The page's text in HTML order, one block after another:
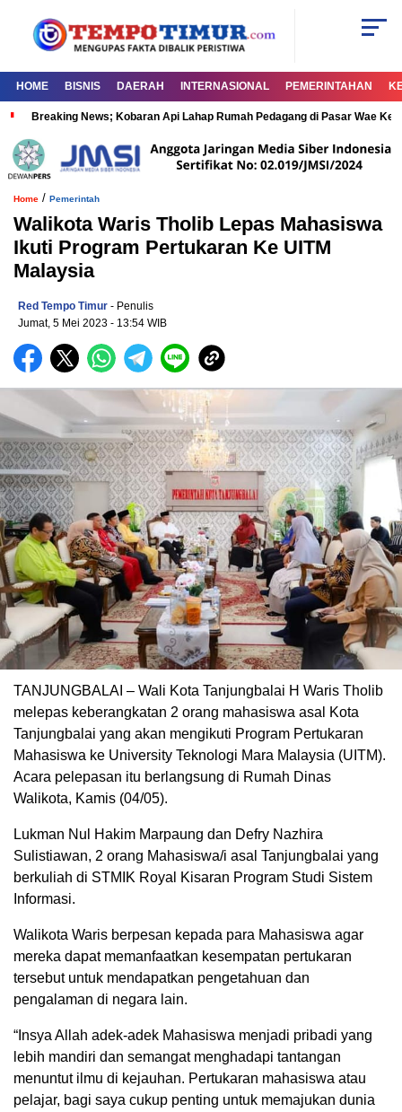
HOME BISNIS DAERAH INTERNASIONAL PEMERINTAHAN
Breaking News; Kobaran Api Lahap Rumah Pedagang di Pasar Wae
Home / Pemerintah
Walikota Waris Tholib Lepas Mahasiswa
Ikuti Program Pertukaran Ke UITM
Malaysia
Red Tempo Timur - Penulis
Jumat, 5 Mei 2023 - 13:54 WIB
TANJUNGBALAI – Wali Kota Tanjungbalai H Waris Tholib
melepas keberangkatan 2 orang mahasiswa asal Kota
Tanjungbalai yang akan mengikuti Program Pertukaran
Mahasiswa ke University Teknologi Mara Malaysia (UITM).
Acara pelepasan itu berlangsung di Rumah Dinas
Walikota, Kamis (04/05).
Lukman Nul Hakim Marpaung dan Defry Nazhira
Sulistiawan, 2 orang Mahasiswa/i asal Tanjungbalai yang
berkuliah di STMIK Royal Kisaran Program Studi Sistem
Informasi.
Walikota Waris berpesan kepada para Mahasiswa agar
mereka dapat memanfaatkan kesempatan pertukaran
tersebut untuk mendapatkan pengetahuan dan
pengalaman di negara lain.
“Insya Allah adek-adek Mahasiswa menjadi pribadi yang
lebih mandiri dan semangat menghadapi tantangan
menuntut ilmu di kejauhan. Pertukaran mahasiswa atau
pelajar, bagi saya cukup penting untuk memajukan dunia